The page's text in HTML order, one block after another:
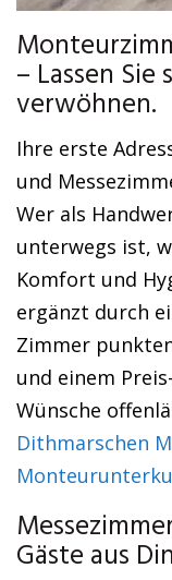
– Lassen
verwöhnen.
Ihre erste
und
Wer als
unterwegs ist,
Komfort und
ergänzt durch
Zimmer
und einem
Wünsche
Dithmarschen
Gäste aus